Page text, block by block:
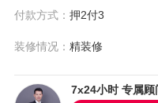
付款方式： 押2付3
装修情况： 精装修
7x24小时 专属顾